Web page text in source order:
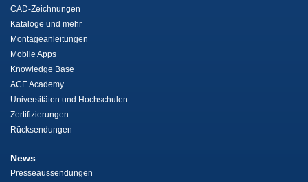
CAD-Zeichnungen
Kataloge und mehr
Montageanleitungen
Mobile Apps
Knowledge Base
ACE Academy
Universitäten und Hochschulen
Zertifizierungen
Rücksendungen
News
Presseaussendungen